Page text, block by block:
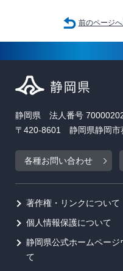
前のページ
静岡県 法人番号
〒420-8601 静岡県静岡市
各種お問い合わせ
著作権・リンクについて
個人情報保護について
静岡県公式ホームペー
て